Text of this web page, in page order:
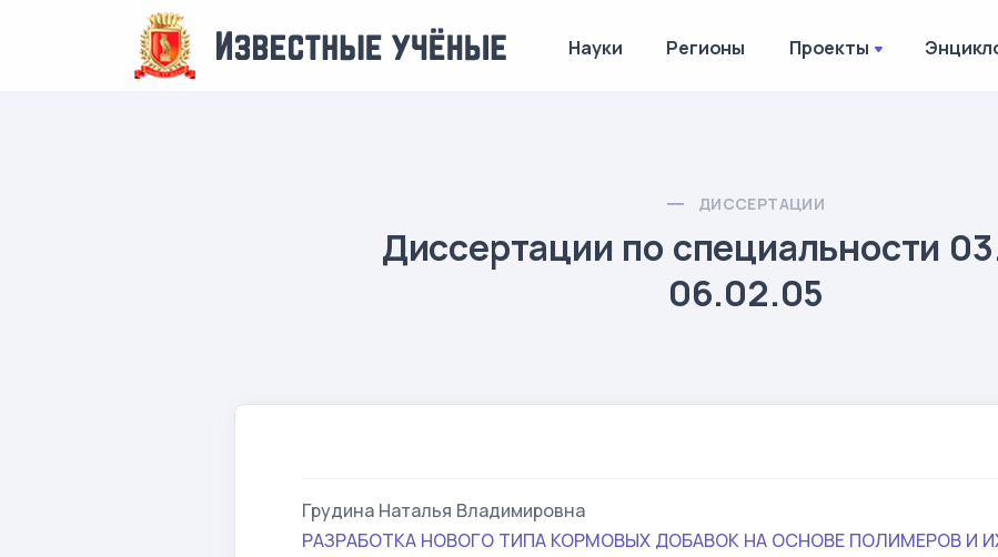
Науки Регионы Проекты
ДИССЕРТАЦИИ
Диссертации по специальности
06.02.05
Грудина Наталья Владимировна
РАЗРАБОТКА НОВОГО ТИПА КОРМОВЫХ ДОБАВОК НА ОСНОВЕ ПОЛИМЕРОВ И